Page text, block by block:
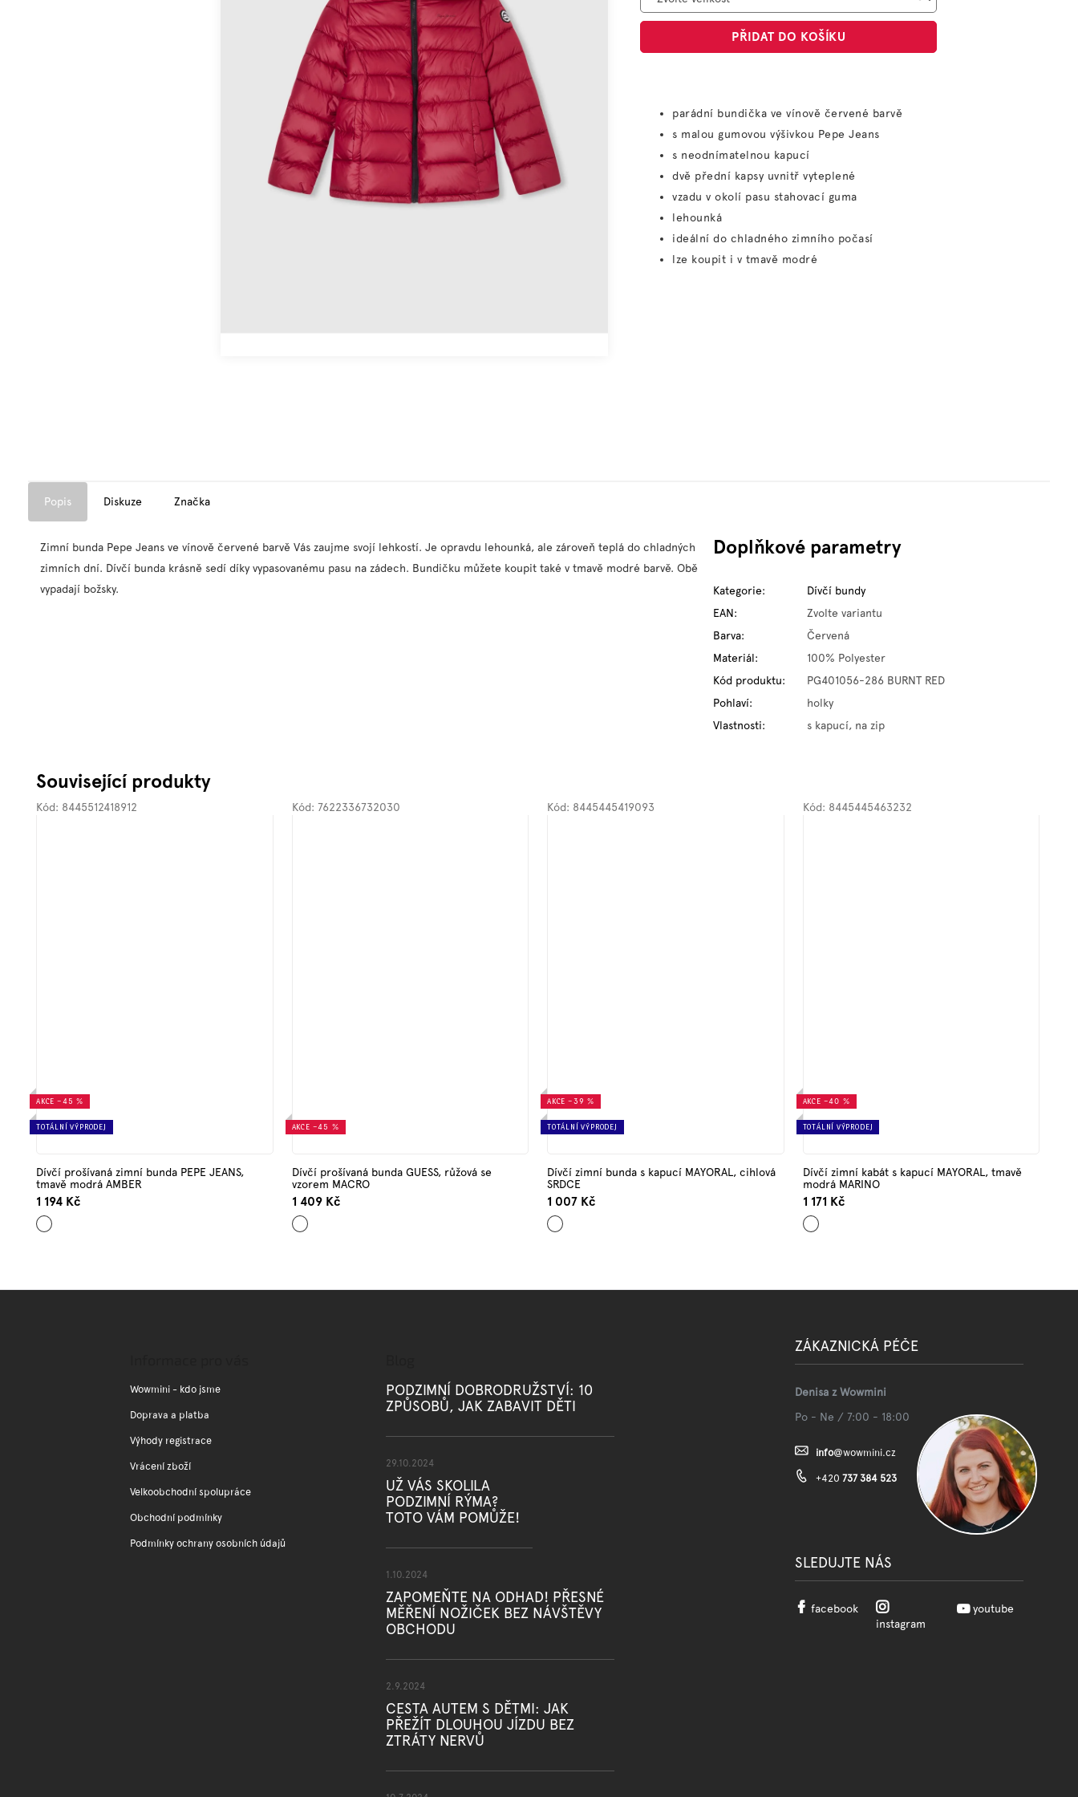
PŘIDAT DO KOŠÍKU
parádní bundička ve vínově červené barvě
s malou gumovou výšivkou Pepe Jeans
s neodnímatelnou kapucí
dvě přední kapsy uvnitř vyteplené
vzadu v okolí pasu stahovací guma
lehounká
ideální do chladného zimního počasí
lze koupit i v tmavě modré
Popis Diskuze Značka
Zimní bunda Pepe Jeans ve vínově červené barvě Vás zaujme svojí lehkostí. Je opravdu lehounká, ale zároveň teplá do chladných
zimních dní. Dívčí bunda krásně sedí díky vypasovanému pasu na zádech. Bundičku můžete koupit také v tmavě modré barvě. Obě
vypadají božsky.
Doplňkové parametry
Kategorie:
Dívčí bundy
EAN:
Zvolte variantu
Barva:
Červená
Materiál:
100% Polyester
Kód produktu:
PG401056-286 BURNT RED
Pohlaví:
holky
Vlastnosti: s kapucí, na zip
Související produkty
AKCE –45 %
TOTÁLNÍ VÝPRODEJ
Dívčí prošívaná zimní bunda PEPE JEANS,
tmavě modrá AMBER
1 194 Kč
Tmavě
modrá
Kód: 8445512418912
AKCE –45 %
Dívčí prošívaná bunda GUESS, růžová se
vzorem MACRO
1 409 Kč
Růžová
Kód: 7622336732030
AKCE –39 %
TOTÁLNÍ VÝPRODEJ
Dívčí zimní bunda s kapucí MAYORAL, cihlová
SRDCE
1 007 Kč
Cihlová
Kód: 8445445419093
AKCE –40 %
TOTÁLNÍ VÝPRODEJ
Dívčí zimní kabát s kapucí MAYORAL, tmavě
modrá MARINO
1 171 Kč
Tmavě
modrá
Kód: 8445445463232
Wowmini - kdo jsme
Doprava a platba
Výhody registrace
Vrácení zboží
Velkoobchodní spolupráce
Obchodní podmínky
Podmínky ochrany osobních údajů
PODZIMNÍ DOBRODRUŽSTVÍ: 10
ZPŮSOBŮ, JAK ZABAVIT DĚTI
29.10.2024
UŽ VÁS SKOLILA
PODZIMNÍ RÝMA?
TOTO VÁM POMŮŽE!
1.10.2024
ZAPOMEŇTE NA ODHAD! PŘESNÉ
MĚŘENÍ NOŽIČEK BEZ NÁVŠTĚVY
OBCHODU
2.9.2024
CESTA AUTEM S DĚTMI: JAK
PŘEŽÍT DLOUHOU JÍZDU BEZ
ZTRÁTY NERVŮ
ZÁKAZNICKÁ PÉČE
Denisa z Wowmini
Po - Ne / 7:00 - 18:00
info@wowmini.cz
+420 737 384 523
SLEDUJTE NÁS
facebook
instagram
youtube